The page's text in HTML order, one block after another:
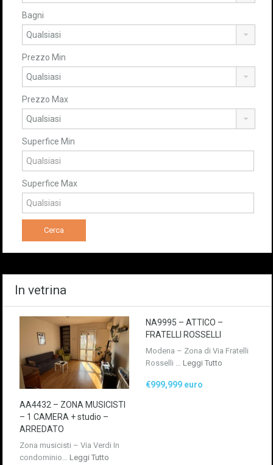
Bagni
Prezzo Min
Prezzo Max
Superfice Min
Superfice Max
In vetrina
AA4432 – ZONA MUSICISTI
– 1 CAMERA + studio –
ARREDATO
Zona musicisti – Via Verdi In
condominio… Leggi Tutto
NA9995 – ATTICO –
FRATELLI ROSSELLI
Modena – Zona di Via Fratelli
Rosselli … Leggi Tutto
€999,999 euro